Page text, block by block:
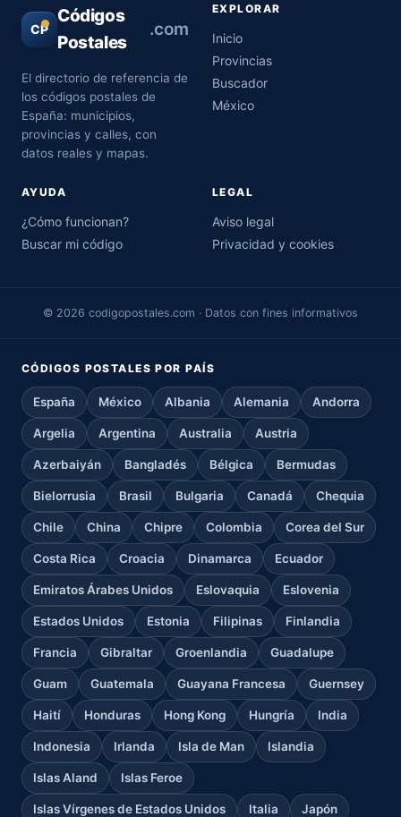
CP
Códigos
Postales
.com
El directorio de referencia de
los códigos postales de
España: municipios,
provincias y calles, con
datos reales y mapas.
EXPLORAR
Inicio
Provincias
Buscador
México
AYUDA
¿Cómo funcionan?
Buscar mi código
LEGAL
Aviso legal
Privacidad y cookies
© 2026 codigopostales.com · Datos con fines informativos
CÓDIGOS POSTALES POR PAÍS
España México Albania Alemania Andorra
Argelia Argentina Australia Austria
Azerbaiyán Bangladés Bélgica Bermudas
Bielorrusia Brasil Bulgaria Canadá Chequia
Chile China Chipre Colombia Corea del Sur
Costa Rica Croacia Dinamarca Ecuador
Emiratos Árabes Unidos Eslovaquia Eslovenia
Estados Unidos Estonia Filipinas Finlandia
Francia Gibraltar Groenlandia Guadalupe
Guam Guatemala Guayana Francesa Guernsey
Haití Honduras Hong Kong Hungría India
Indonesia Irlanda Isla de Man Islandia
Islas Aland Islas Feroe
Islas Vírgenes de Estados Unidos Italia Japón